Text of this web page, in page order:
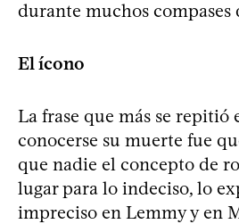
durante muchos compases
El ícono
La frase que más se repitió
conocerse su muerte fue
que nadie el concepto de
lugar para lo indeciso, lo
impreciso en Lemmy y en